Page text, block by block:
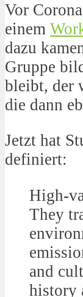
Vor
einem
dazu
Gruppe
bleibt, der
die dann
Jetzt hat
definiert:
High-
They
and
history